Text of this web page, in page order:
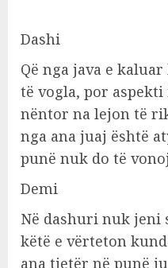
Dashi
Që nga java e
të vogla, por
nëntor na lejon të
nga ana juaj është
punë nuk do të
Demi
Në dashuri nuk jeni
këtë e vërteton
ana tjetër në punë